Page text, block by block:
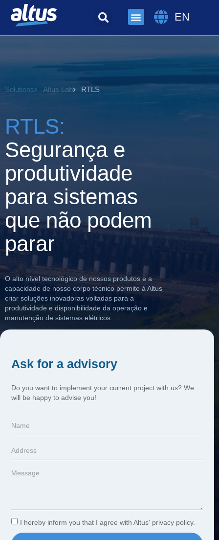
EN
Solutions Altus Lab RTLS
RTLS:
Segurança e
produtividade
para sistemas
que não podem
parar
O alto nível tecnológico de nossos produtos e a
capacidade de nosso corpo técnico permite à Altus
criar soluções inovadoras voltadas para a
produtividade e disponibilidade da operação e
manutenção de sistemas elétricos.
I hereby inform you that I agree with Altus' privacy policy.
Ask for a advisory
Do you want to implement your current project with us? We
will be happy to advise you!